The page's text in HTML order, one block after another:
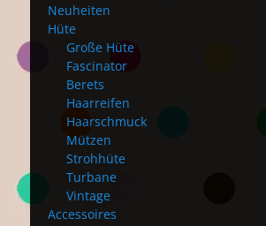
Neuheiten
Hüte
Große Hüte
Fascinator
Berets
Haarreifen
Haarschmuck
Mützen
Strohhüte
Turbane
Vintage
Accessoires